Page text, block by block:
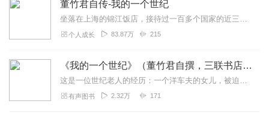
董竹君自传-我的一个世纪
坐落在上海的锦江饭店，接待过一百多个国家的近三百位国家元首和政府首脑，以及众多商贾巨富，它的创办者是20世纪极具传奇色彩的女人董竹君。董竹君13岁沦落青楼，15...
个人成长 83.87万 215
《我的一个世纪》（董竹君自撰，三联书店出版）
这是一位世纪老人的经历：一个洋车夫的女儿，被迫沦为青楼卖唱女，结识革命党人跳出火坑，成了督军夫人。不堪忍受封建家庭和夫权统治，再度冲出樊笼开创新的人生。历经艰难...
有声图书 2.32万 171